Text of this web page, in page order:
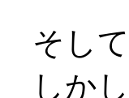
そし
しか